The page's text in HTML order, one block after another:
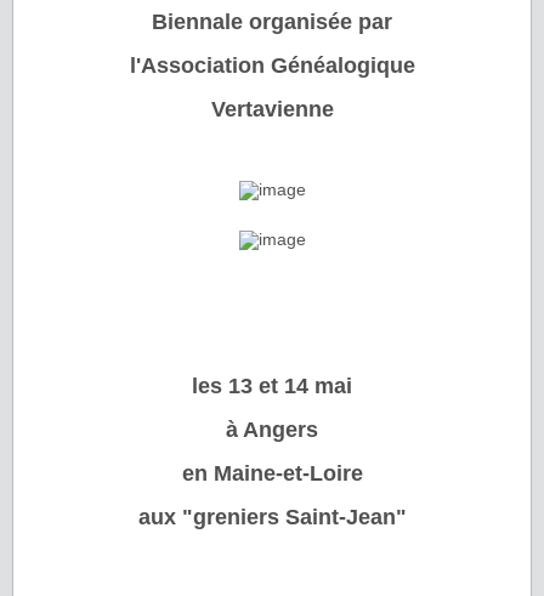
Biennale organisée par
l'Association Généalogique
Vertavienne
les 13 et 14 mai
à Angers
en Maine-et-Loire
aux "greniers Saint-Jean"